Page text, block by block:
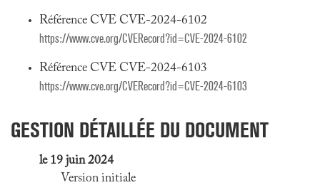
Référence CVE CVE-2024-6102
https://www.cve.org/CVERecord?id=CVE-2024-6102
Référence CVE CVE-2024-6103
https://www.cve.org/CVERecord?id=CVE-2024-6103
GESTION DÉTAILLÉE DU DOCUMENT
le 19 juin 2024
Version initiale